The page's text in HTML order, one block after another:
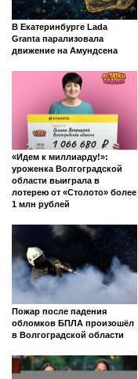
В Екатеринбурге Lada
Granta парализовала
движение на Амундсена
«Идем к миллиарду!»:
уроженка Волгоградской
области выиграла в
лотерею от «Столото» более
1 млн рублей
Пожар после падения
обломков БПЛА произошёл
в Волгоградской области